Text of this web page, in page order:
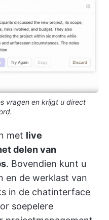
vragen en krijgt u direct
met live
delen van
. Bovendien kunt u
en de werklast van
in de chatinterface
soepelere